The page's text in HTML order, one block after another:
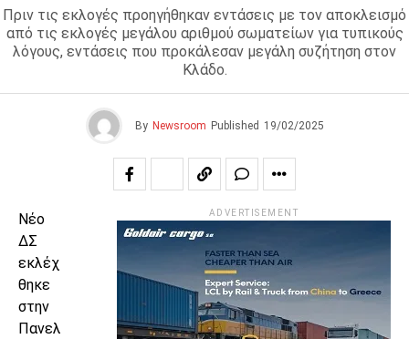
Πριν τις εκλογές προηγήθηκαν εντάσεις με τον αποκλεισμό
από τις εκλογές μεγάλου αριθμού σωματείων για τυπικούς
λόγους, εντάσεις που προκάλεσαν μεγάλη συζήτηση στον
Κλάδο.
By Newsroom Published 19/02/2025
Νέο
ΔΣ
εκλέχ
θηκε
στην
Πανελ
ADVERTISEMENT